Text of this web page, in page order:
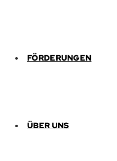
FÖRDERUNGEN
ÜBER UNS